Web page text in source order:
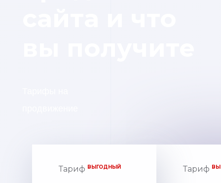
Тариф ВЫГОДНЫЙ Тариф